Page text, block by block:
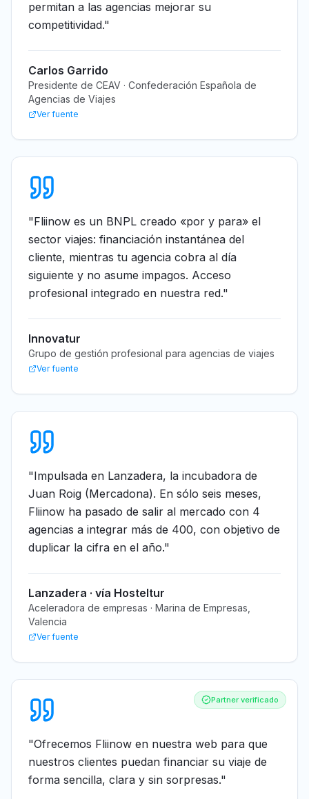
permitan a las agencias mejorar su
competitividad."
Carlos Garrido
Presidente de CEAV · Confederación Española de
Agencias de Viajes
Ver fuente
"Fliinow es un BNPL creado «por y para» el
sector viajes: financiación instantánea del
cliente, mientras tu agencia cobra al día
siguiente y no asume impagos. Acceso
profesional integrado en nuestra red."
Innovatur
Grupo de gestión profesional para agencias de viajes
Ver fuente
"Impulsada en Lanzadera, la incubadora de
Juan Roig (Mercadona). En sólo seis meses,
Fliinow ha pasado de salir al mercado con 4
agencias a integrar más de 400, con objetivo de
duplicar la cifra en el año."
Lanzadera · vía Hosteltur
Aceleradora de empresas · Marina de Empresas,
Valencia
Ver fuente
Partner verificado
"Ofrecemos Fliinow en nuestra web para que
nuestros clientes puedan financiar su viaje de
forma sencilla, clara y sin sorpresas."